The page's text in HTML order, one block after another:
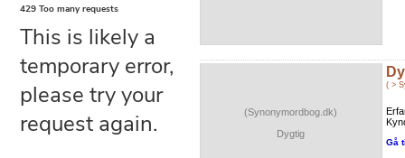
(Synonymordbog.dk)
Dygtig
( >
Gå